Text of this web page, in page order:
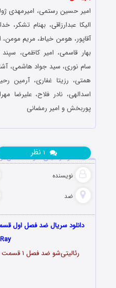
امیر حسین رستمی، امیرمهدی
الیکا عبدارزاقی، بهنام تشکر،
آقاپور، هومن خیاط، مریم
بهار قاسمی، امیر کاظمی، سپند
سام نوری، سید جواد هاشمی،
همتی، رزیتا غفاری، آرمین
اسدالهی، نادر فلاح، علیرضا
پوربخش و امیر رمضانی
دانلود رئالیتی شو ضد فصل
نویسنده
ضد
نظر
رئالیتی‌شو ضد فصل ۱ قسمت هفتم با اجرای مجید واشقانی